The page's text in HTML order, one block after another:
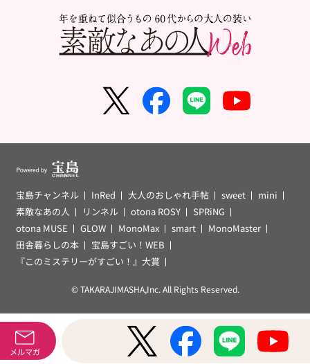
メルマガ
宝島チャンネル InRed 大人のおしゃれ手帖 sweet
mini
素敵なあの人
リンネル otona ROSY
SPRiNG
otona MUSE
GLOW MonoMax smart
MonoMaster
田舎暮らしの本
宝島すごい！WEB
『このミステリーがすごい！』大賞
© TAKARAJIMASHA,Inc. All Rights Reserved.